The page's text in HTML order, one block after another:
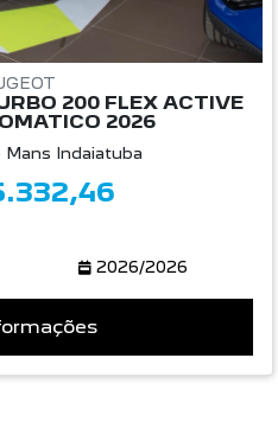
200 FLEX ACTIVE
2026
Indaiatuba
2026/2026